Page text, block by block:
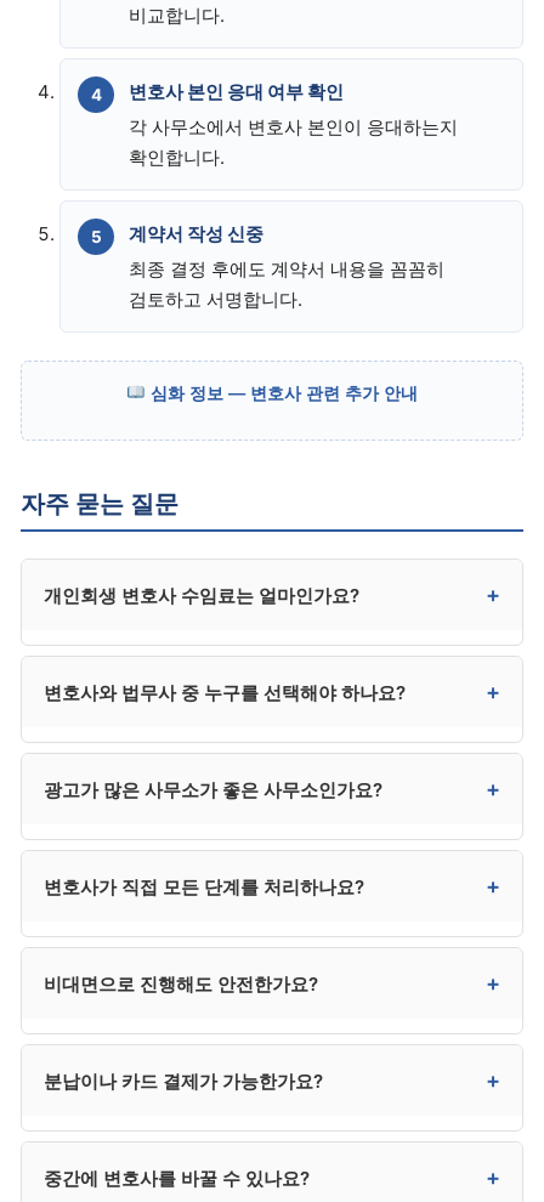
비교합니다.
변호사 본인 응대 여부 확인
각 사무소에서 변호사 본인이 응대하는지
확인합니다.
계약서 작성 신중
최종 결정 후에도 계약서 내용을 꼼꼼히
검토하고 서명합니다.
심화 정보 — 변호사 관련 추가 안내
자주 묻는 질문
개인회생 변호사 수임료는 얼마인가요? +
지역, 사무소 규모에 따라 차이가 있으며, 수도권은
250만 원 전후로 다소 낮지만 법정 대리권에 제한이 있어
분쟁 시 한계가 있습니다.
변호사와 법무사 중 누구를 선택해야 하나요? +
채권자 이의가 예상되거나 복잡한 사건은 변호사가
제한이 있어 분쟁 발생 시 변호사를 추가 선임해야 할 수
있어, 결과적으로 변호사가 더 효율적인 경우가
광고가 많은 사무소가 좋은 사무소인가요? +
반영되거나, 사건이 과다해 개별 관리가 약해질 수
선택은 직접 상담을 통해 결정하시는 것이 좋습니다.
변호사가 직접 모든 단계를 처리하나요? +
운영됩니다. 변호사가 사건 수임 결정, 변제계획안 최종
서류 작업은 사무직원이 진행하는 것이 일반적입니다.
계약서에 담당 변호사 명의가 명확하고 중요 단계에서
비대면으로 진행해도 안전한가요? +
안전하게 처리할 수 있습니다. 다른 지역의 평판 좋은
있습니다.
분납이나 카드 결제가 가능한가요? +
일반적이며, 카드 무이자 할부도 3·6·12개월 등으로
중간에 변호사를 바꿀 수 있나요? +